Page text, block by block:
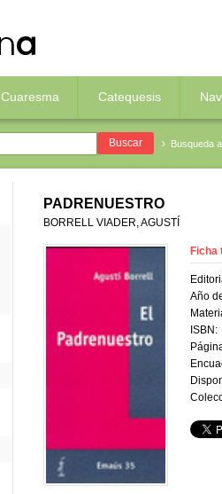
Cuaresma Catequesis
Busqueda
PADRENUESTRO
BORRELL VIADER, AGUSTÍ
Ficha
Año
ISBN: